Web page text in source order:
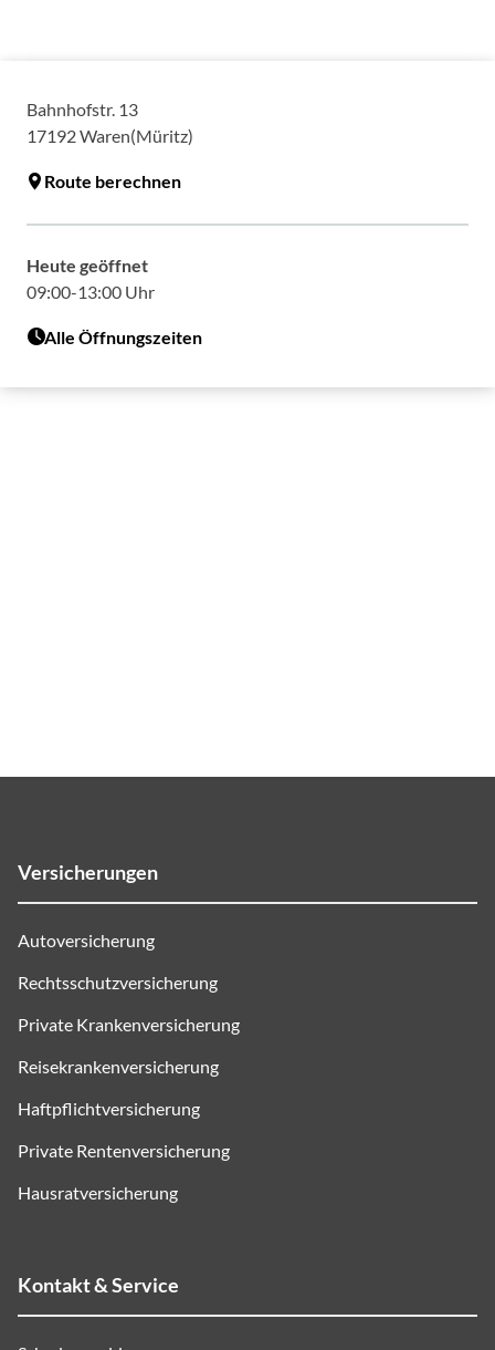
Bahnhofstr. 13
17192Waren(Müritz)
Route berechnen
Heute geöffnet
09:00-13:00 Uhr
Alle Öffnungszeiten
Versicherungen
Autoversicherung
Rechtsschutzversicherung
Private Krankenversicherung
Reisekrankenversicherung
Haftpflichtversicherung
Private Rentenversicherung
Hausratversicherung
Kontakt & Service